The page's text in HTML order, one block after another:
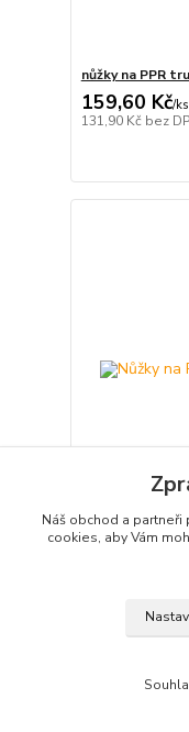
nůžky na PPR
159,60 Kč/ks
131,90 Kč bez
Nůžky na PVC
Náš obchod a partneři
cookies, aby Vám